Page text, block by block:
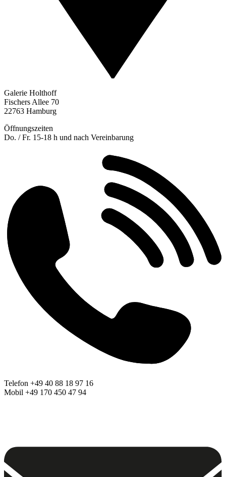
Galerie Holthoff
Fischers Allee 70
22763 Hamburg
Öffnungszeiten
Do. / Fr. 15-18 h und nach Vereinbarung
Telefon +49 40 88 18 97 16
Mobil +49 170 450 47 94